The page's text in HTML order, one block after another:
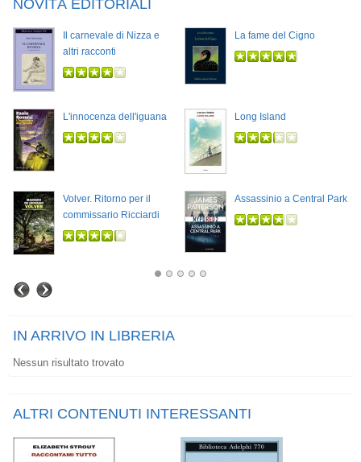
NOVITÀ EDITORIALI
Il carnevale di Nizza e
altri racconti
La fame del Cigno
L'innocenza dell'iguana Long Island
Volver. Ritorno per il
commissario Ricciardi
Assassinio a Central Park
IN ARRIVO IN LIBRERIA
Nessun risultato trovato
ALTRI CONTENUTI INTERESSANTI